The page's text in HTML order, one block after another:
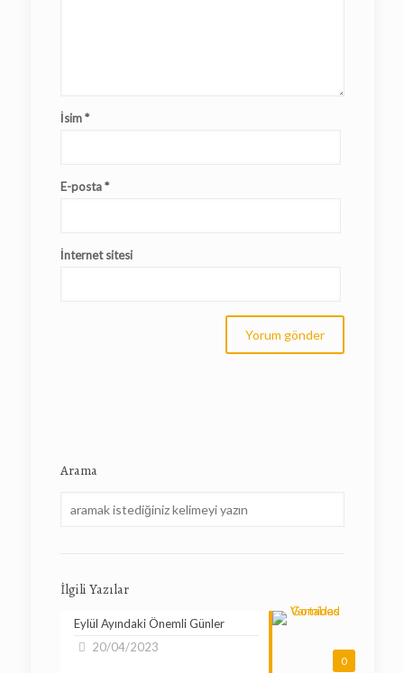
İsim*
E-posta*
İnternet sitesi
Arama
İlgili Yazılar
0
Eylül Ayındaki Önemli Günler
20/04/2023